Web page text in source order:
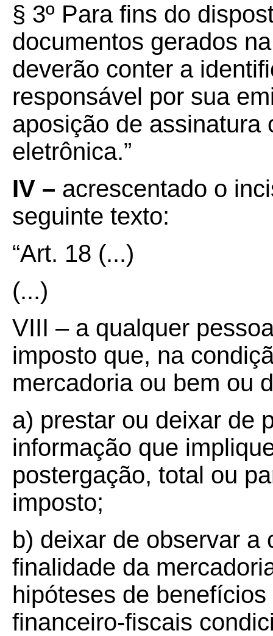
§ 3º Para fins do
documentos gerados
deverão conter a
responsável por sua
aposição de assinatura
eletrônica.”
IV – acrescentado o
seguinte texto:
“Art. 18 (...)
(...)
VIII – a qualquer
imposto que, na
mercadoria ou bem ou
a) prestar ou deixar de
informação que
postergação, total ou
imposto;
b) deixar de observar a
finalidade da
hipóteses de
financeiro-fiscais